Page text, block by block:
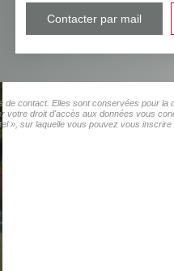
Contacter par mail
contact. Elles sont conservées pour la
droit d'accès aux données vous
», sur laquelle vous pouvez vous inscrire